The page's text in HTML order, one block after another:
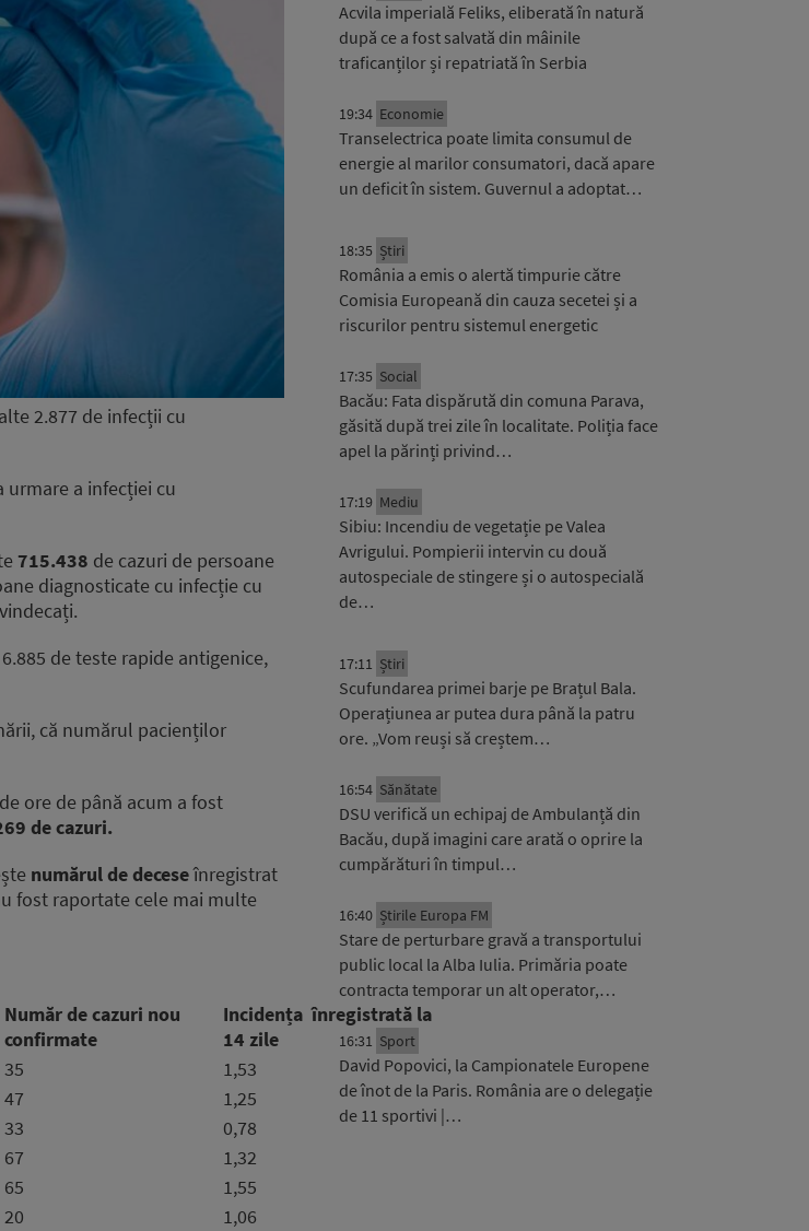
2.877 de infecții cu
urmare a infecției cu
715.438 de cazuri de persoane
diagnosticate cu infecție cu
de teste rapide antigenice,
că numărul pacienților
ore de până acum a fost
de cazuri.
numărul de deceseînregistrat
fost raportate cele mai multe
Număr de cazuri nou
confirmate
Incidența înregistrată la
14 zile
35
1,53
47
1,25
33
0,78
67
1,32
65
1,55
20
1,06
Acvila imperială Feliks, eliberată în natură
după ce a fost salvată din mâinile
traficanților și repatriată în Serbia
19:34 Economie
Transelectrica poate limita consumul de
energie al marilor consumatori, dacă apare
un deficit în sistem. Guvernul a adoptat…
18:35 Știri
România a emis o alertă timpurie către
Comisia Europeană din cauza secetei și a
riscurilor pentru sistemul energetic
17:35 Social
Bacău: Fata dispărută din comuna Parava,
găsită după trei zile în localitate. Poliția face
apel la părinți privind…
17:19 Mediu
Sibiu: Incendiu de vegetație pe Valea
Avrigului. Pompierii intervin cu două
autospeciale de stingere și o autospecială
de…
17:11 Știri
Scufundarea primei barje pe Brațul Bala.
Operațiunea ar putea dura până la patru
ore. „Vom reuși să creștem…
16:54 Sănătate
DSU verifică un echipaj de Ambulanță din
Bacău, după imagini care arată o oprire la
cumpărături în timpul…
16:40 Știrile Europa FM
Stare de perturbare gravă a transportului
public local la Alba Iulia. Primăria poate
contracta temporar un alt operator,…
16:31 Sport
David Popovici, la Campionatele Europene
de înot de la Paris. România are o delegație
de 11 sportivi |…